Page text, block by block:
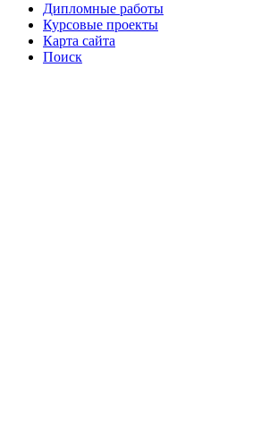
Дипломные работы
Курсовые проекты
Карта сайта
Поиск